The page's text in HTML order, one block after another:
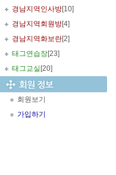
경남지역인사방[10]
경남지역회원방[4]
경남지역화보란[2]
태그연습장[23]
태그교실 [20]
회원보기
가입하기